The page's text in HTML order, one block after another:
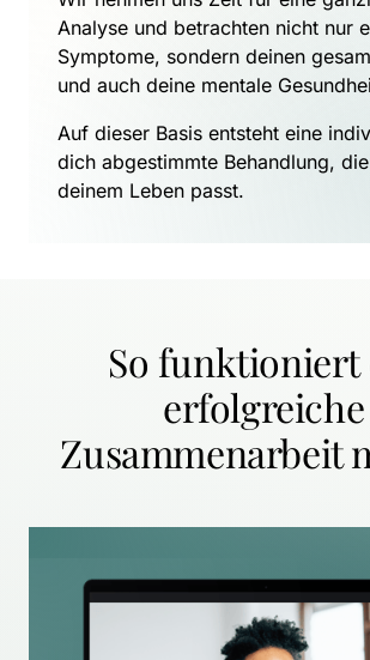
Analyse und betrachten nicht nur
Symptome, sondern deinen
und auch deine mentale
Auf dieser Basis entsteht eine
dich abgestimmte Behandlung,
deinem Leben passt.
So funktioniert
erfolgreiche
Zusammenarbeit